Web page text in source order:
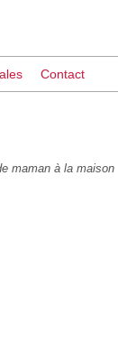
Contact
maman à la maison